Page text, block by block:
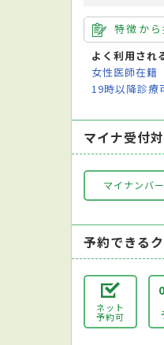
特徴から
よく利用され
女性医師在籍
19時以降診療
マイナ受付
マイナンバ
予約できる
ネット
予約可